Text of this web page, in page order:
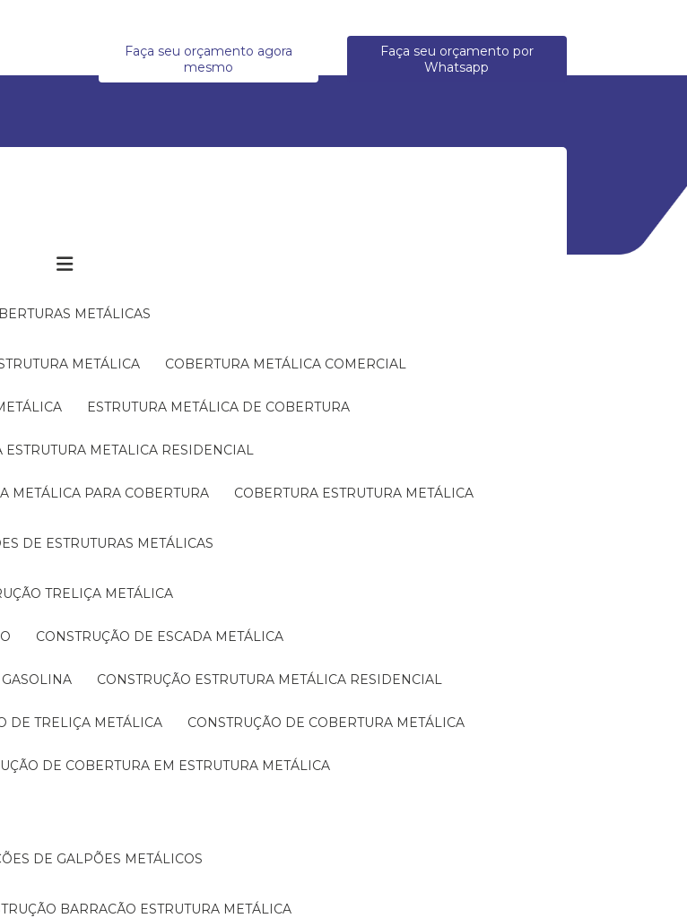
Faça seu orçamento agora
mesmo
Faça seu orçamento por
Whatsapp
METÁLICAS
METÁLICA COBERTURA METÁLICA COMERCIAL
ESTRUTURA METÁLICA DE COBERTURA
ESTRUTURA METALICA RESIDENCIAL
METÁLICA PARA COBERTURA COBERTURA ESTRUTURA METÁLICA
DE ESTRUTURAS METÁLICAS
TRELIÇA METÁLICA
CONSTRUÇÃO DE ESCADA METÁLICA
GASOLINA CONSTRUÇÃO ESTRUTURA METÁLICA RESIDENCIAL
DE TRELIÇA METÁLICA CONSTRUÇÃO DE COBERTURA METÁLICA
DE COBERTURA EM ESTRUTURA METÁLICA
DE GALPÕES METÁLICOS
BARRACÃO ESTRUTURA METÁLICA